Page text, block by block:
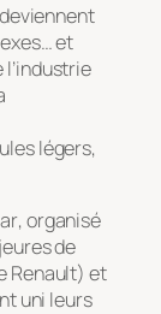
et
légers,
, organisé
de
Renault) et
uni leurs